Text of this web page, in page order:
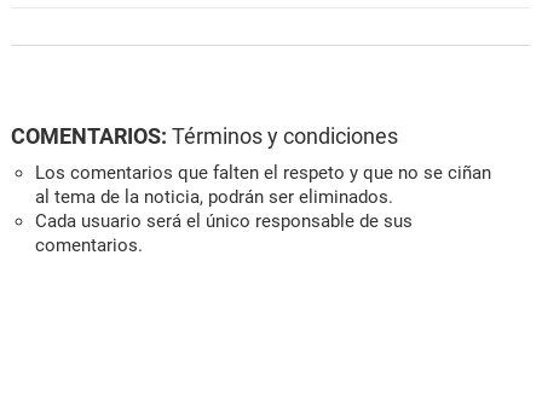
COMENTARIOS: Términos y condiciones
Los comentarios que falten el respeto y que no se ciñan
al tema de la noticia, podrán ser eliminados.
Cada usuario será el único responsable de sus
comentarios.